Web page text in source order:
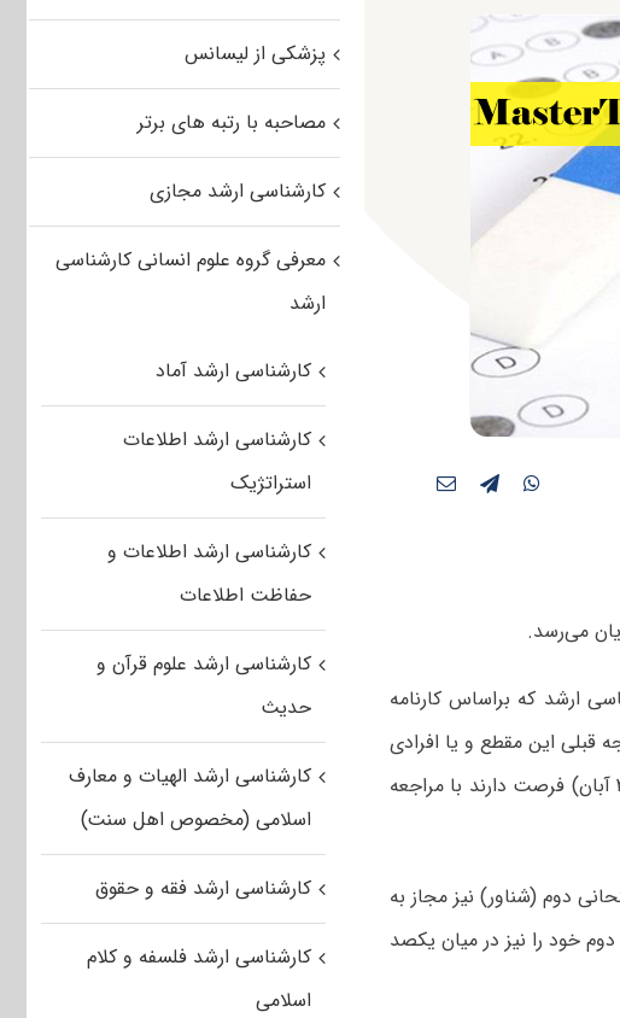
ارشد که براساس کارنامه
قبلی این مقطع و یا افرادی
که در مرحله قبل انتخاب رشته نکرده‌اند) تا ساعت ۲۴ امروز (پنجشنبه، ۳۰ آبان) فرصت دارند با مراجعه
دوم (شناور) نیز مجاز به
خود را نیز در میان یکصد
پزشکی از لیسانس
مصاحبه با رتبه های برتر
کارشناسی ارشد مجازی
معرفی گروه علوم انسانی کارشناسی
ارشد
کارشناسی ارشد آماد
کارشناسی ارشد اطلاعات
استراتژیک
کارشناسی ارشد اطلاعات و
حفاظت اطلاعات
کارشناسی ارشد علوم قرآن و
حدیث
کارشناسی ارشد الهیات و معارف
اسلامی (مخصوص اهل سنت)
کارشناسی ارشد فقه و حقوق
کارشناسی ارشد فلسفه و کلام
اسلامی